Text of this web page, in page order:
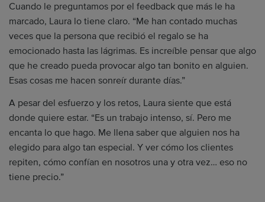
Cuando le preguntamos por el feedback que más le ha
marcado, Laura lo tiene claro. “Me han contado muchas
veces que la persona que recibió el regalo se ha
emocionado hasta las lágrimas. Es increíble pensar que algo
que he creado pueda provocar algo tan bonito en alguien.
Esas cosas me hacen sonreír durante días.”
A pesar del esfuerzo y los retos, Laura siente que está
donde quiere estar. “Es un trabajo intenso, sí. Pero me
encanta lo que hago. Me llena saber que alguien nos ha
elegido para algo tan especial. Y ver cómo los clientes
repiten, cómo confían en nosotros una y otra vez… eso no
tiene precio.”